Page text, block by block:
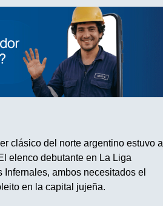
clásico del norte argentino estuvo a
elenco debutante en La Liga
ambos necesitados el
en la capital jujeña.